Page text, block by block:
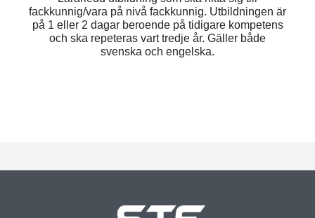
fackkunnig/vara på nivå fackkunnig. Utbildningen är
på 1 eller 2 dagar beroende på tidigare kompetens
och ska repeteras vart tredje år. Gäller både
svenska och engelska.